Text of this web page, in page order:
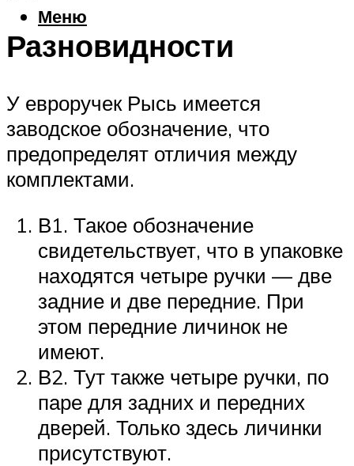
Меню
Разновидности
У евроручек Рысь имеется
заводское обозначение, что
предопределят отличия между
комплектами.
В1. Такое обозначение
свидетельствует, что в упаковке
находятся четыре ручки — две
задние и две передние. При
этом передние личинок не
имеют.
В2. Тут также четыре ручки, по
паре для задних и передних
дверей. Только здесь личинки
присутствуют.